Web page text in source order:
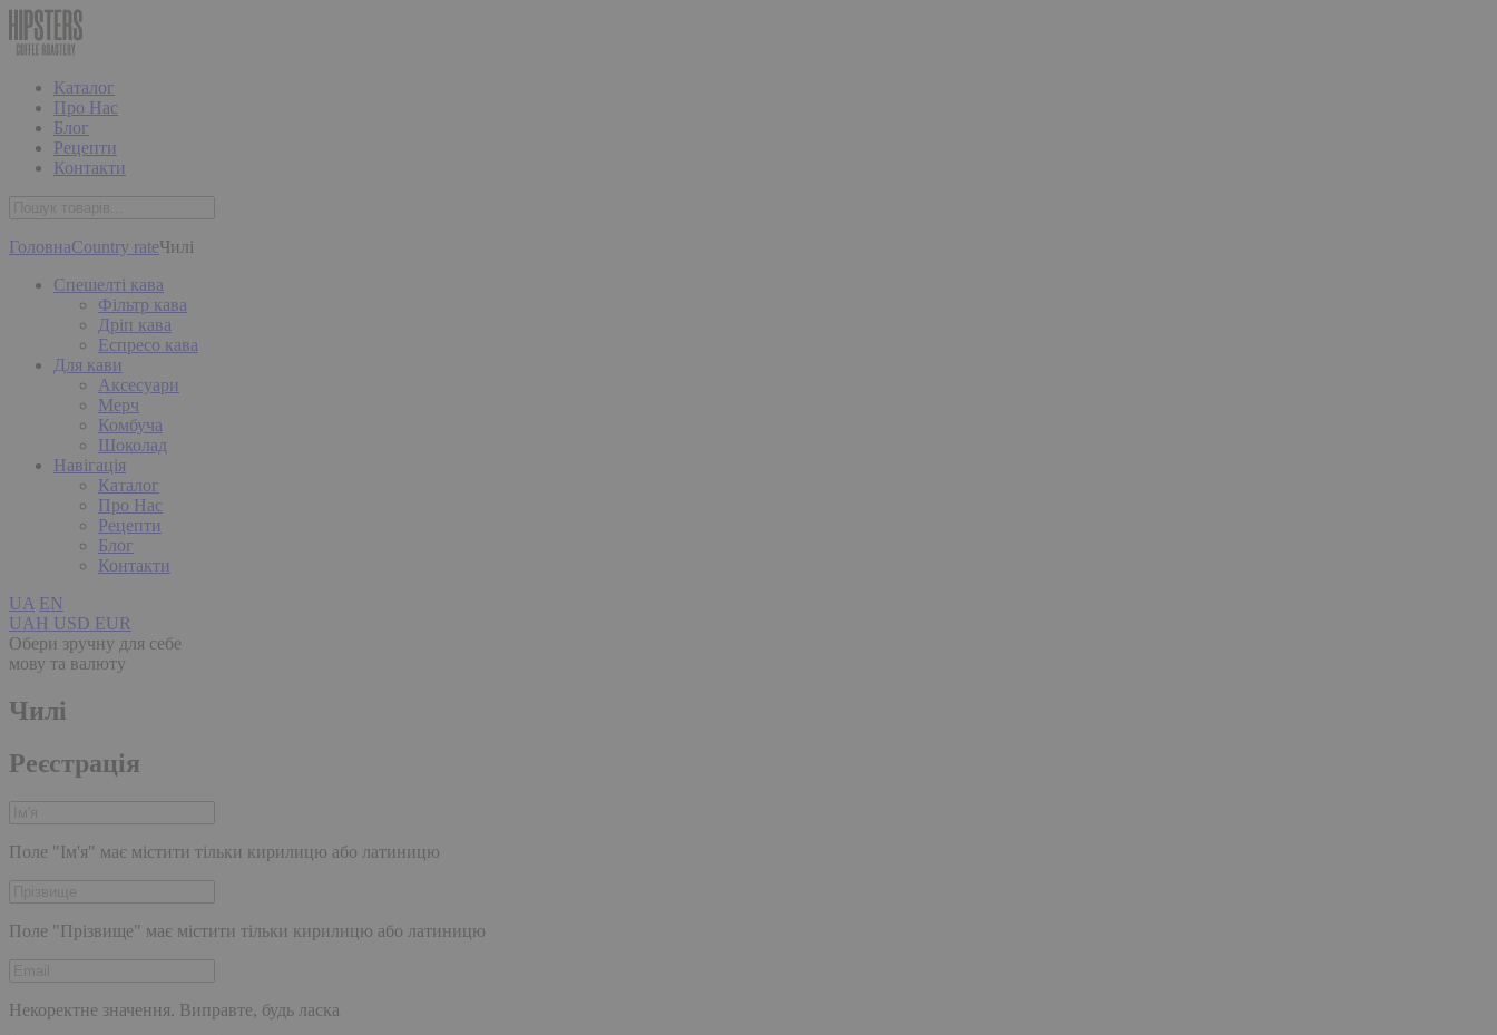
Каталог
Про Нас
Блог
Рецепти
Контакти
ГоловнаCountry rateЧилі
Спешелті кава
Фільтр кава
Дріп кава
Еспресо кава
Для кави
Аксесуари
Мерч
Комбуча
Шоколад
Навігація
Каталог
Про Нас
Рецепти
Блог
Контакти
UA EN
UAH USD EUR
Обери зручну для себе
мову та валюту
Чилі
Реєстрація
Поле "Ім'я" має містити тільки кирилицю або латиницю
Поле "Прізвище" має містити тільки кирилицю або латиницю
Некоректне значення. Виправте, будь ласка